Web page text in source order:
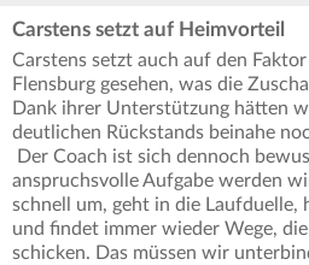
Carstens setzt auf Heimvorteil
Carstens setzt auch auf den Faktor
Flensburg gesehen, was die
Dank ihrer Unterstützung hätten
deutlichen Rückstands beinahe
Der Coach ist sich dennoch
anspruchsvolle Aufgabe werden
schnell um, geht in die Laufduelle,
und findet immer wieder Wege,
schicken. Das müssen wir